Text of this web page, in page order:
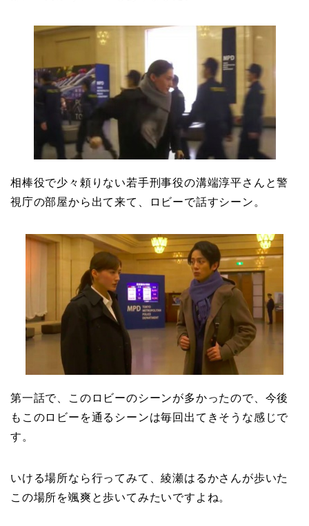
相棒役で少々頼りない若手刑事役の溝端淳平さんと警
視庁の部屋から出て来て、ロビーで話すシーン。
第一話で、このロビーのシーンが多かったので、今後
もこのロビーを通るシーンは毎回出てきそうな感じで
す。
いける場所なら行ってみて、綾瀬はるかさんが歩いた
この場所を颯爽と歩いてみたいですよね。